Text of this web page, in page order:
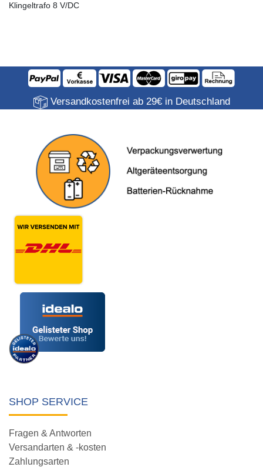
Klingeltrafo 8 V/DC
Versandkostenfrei ab 29€ in Deutschland
SHOP SERVICE
Fragen & Antworten
Versandarten & -kosten
Zahlungsarten